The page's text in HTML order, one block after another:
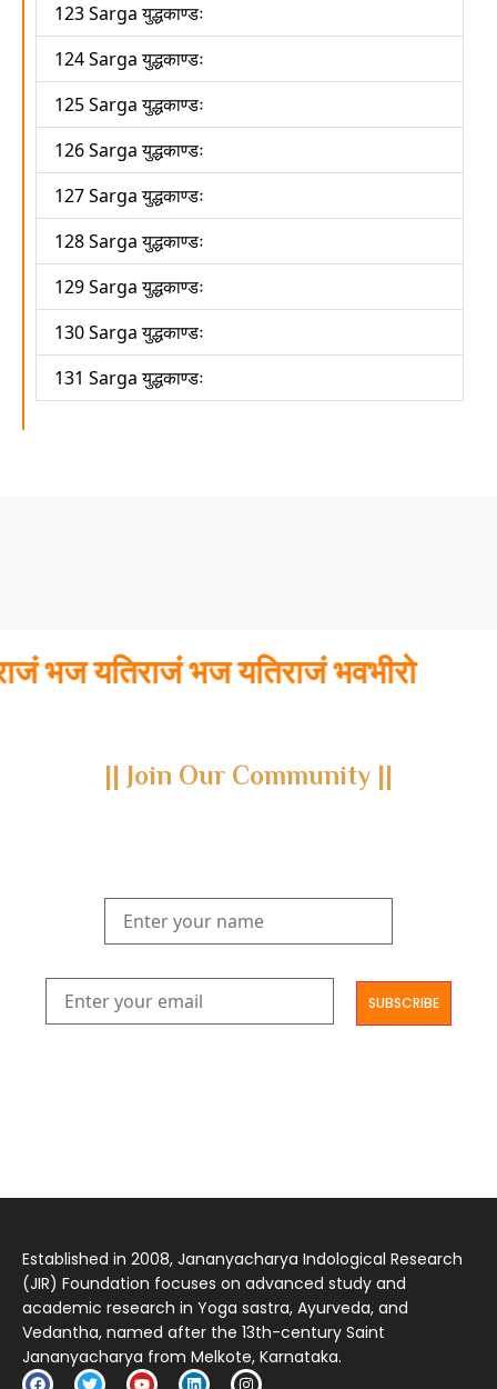
123 Sarga युद्धकाण्डः
124 Sarga युद्धकाण्डः
125 Sarga युद्धकाण्डः
126 Sarga युद्धकाण्डः
127 Sarga युद्धकाण्डः
128 Sarga युद्धकाण्डः
129 Sarga युद्धकाण्डः
130 Sarga युद्धकाण्डः
131 Sarga युद्धकाण्डः
यतिराजं भज यतिराजं भवभीरो
|| Join Our Community ||
Established in 2008, Jananyacharya Indological Research
(JIR) Foundation focuses on advanced study and
academic research in Yoga sastra, Ayurveda, and
Vedantha, named after the 13th-century Saint
Jananyacharya from Melkote, Karnataka.